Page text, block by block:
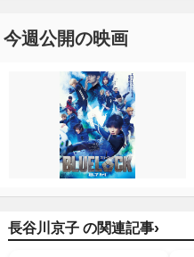
今週公開の映画
長谷川京子 の関連記事›